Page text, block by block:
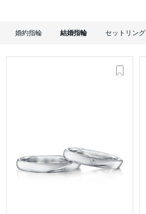
婚約指輪 結婚指輪 セットリング